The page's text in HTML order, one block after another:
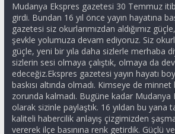
Mudanya Ekspres gazetesi 30 Temmuz
girdi. Bundan 16 yıl önce yayın hayatına
gazetesi siz okurlarımızdan aldığımız
şevkle yolumuza devam ediyoruz. Siz
güçle, yeni bir yıla daha sizlerle merhaba
sizlerin sesi olmaya çalıştık, olmaya da
edeceğiz.Ekspres gazetesi yayın hayatı
baskısı altında olmadı. Kimseye de
zorunda kalmadı. Bugüne kadar Mudanya
olarak sizinle paylaştık. 16 yıldan bu yana
kaliteli habercilik anlayış çizgimizden
vererek ilçe basınına renk getirdik. Güçlü